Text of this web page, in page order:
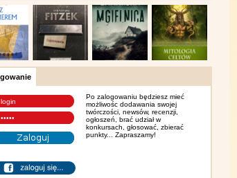
Po zalogowaniu będziesz mieć
możliwośc dodawania swojej
twórczości, newsów, recenzji,
ogłoszeń, brać udział w
konkursach, głosować, zbierać
punkty... Zapraszamy!